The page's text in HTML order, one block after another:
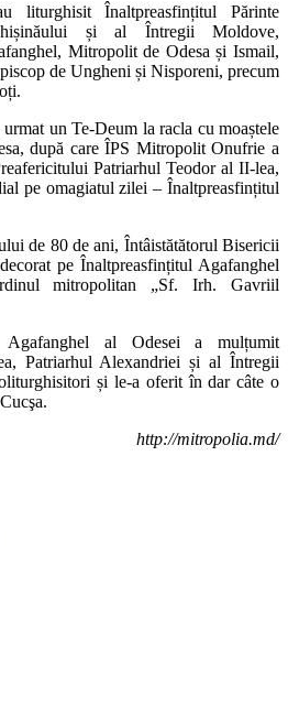
liturghisit Înaltpreasfințitul Părinte
și al Întregii Moldove,
Mitropolit de Odesa și Ismail,
de Ungheni și Nisporeni, precum
un Te-Deum la racla cu moaștele
după care ÎPS Mitropolit Onufrie a
Patriarhul Teodor al II-lea,
pe omagiatul zilei – Înaltpreasfințitul
de 80 de ani, Întâistătătorul Bisericii
pe Înaltpreasfințitul Agafanghel
mitropolitan „Sf. Irh. Gavriil
al Odesei a mulțumit
Patriarhul Alexandriei și al Întregii
și le-a oferit în dar câte o
http://mitropolia.md/